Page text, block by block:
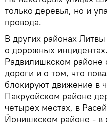
только деревья, но и
провода.
В других районах
о дорожных
Радвилишкском районе
дороги и о том, что
блокируют движение в
Пакруойском районе
четырех местах, в
Йонишкском районе - в